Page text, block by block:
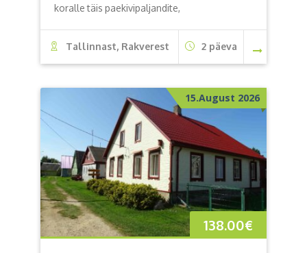
koralle täis paekivipaljandite,
Tallinnast, Rakverest 2 päeva
15.August 2026
138.00€